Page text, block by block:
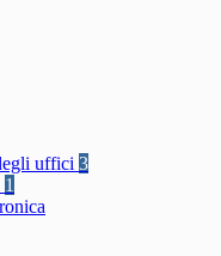
uffici 3
1